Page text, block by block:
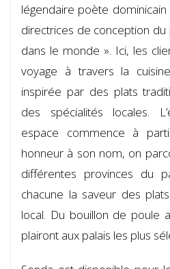
légendaire poète
directrices de conception
dans le monde ». Ici, les
voyage à travers la
inspirée par des plats
des spécialités locales.
espace commence à
honneur à son nom, on
différentes provinces du
chacune la saveur des
local. Du bouillon de poule
plairont aux palais les plus